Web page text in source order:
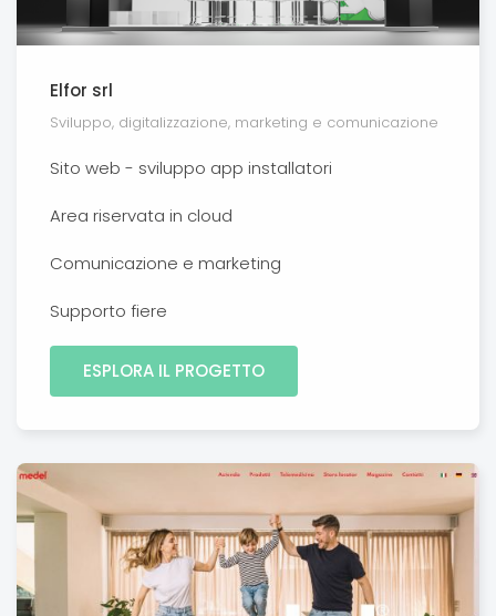
Elfor srl
Sviluppo, digitalizzazione, marketing e comunicazione
Sito web - sviluppo app installatori
Area riservata in cloud
Comunicazione e marketing
Supporto fiere
ESPLORA IL PROGETTO